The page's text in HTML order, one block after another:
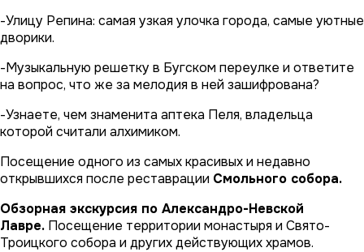
-Улицу Репина: самая узкая улочка города, самые уютные
дворики.
-Музыкальную решетку в Бугском переулке и ответите
на вопрос, что же за мелодия в ней зашифрована?
-Узнаете, чем знаменита аптека Пеля, владельца
которой считали алхимиком.
Посещение одного из самых красивых и недавно
открывшихся после реставрации Смольного собора.
Обзорная экскурсия по Александро-Невской
Лавре. Посещение территории монастыря и Свято-
Троицкого собора и других действующих храмов.